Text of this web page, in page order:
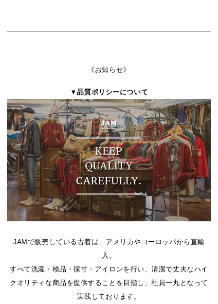
《お知らせ》
▼品質ポリシーについて
JAMで販売している古着は、アメリカやヨーロッパから直輸
入。
すべて洗濯・検品・採寸・アイロンを行い、清潔で丈夫なハイ
クオリティな商品を提供することを目指し、社員一丸となって
実践しております。